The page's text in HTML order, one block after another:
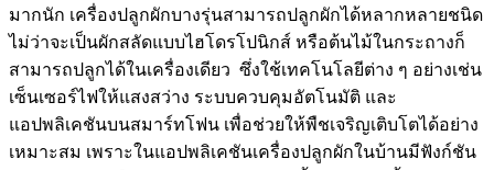
มากนัก เครื่องปลูกผักบางรุ่นสามารถปลูกผักได้หลากหลายชนิด
ไม่ว่าจะเป็นผักสลัดแบบไฮโดรโปนิกส์ หรือต้นไม้ในกระถางก็
สามารถปลูกได้ในเครื่องเดียว ซึ่งใช้เทคโนโลยีต่าง ๆ อย่างเช่น
เซ็นเซอร์ไฟให้แสงสว่าง ระบบควบคุมอัตโนมัติ และ
แอปพลิเคชันบนสมาร์ทโฟน เพื่อช่วยให้พืชเจริญเติบโตได้อย่าง
เหมาะสม เพราะในแอปพลิเคชันเครื่องปลูกผักในบ้านมีฟังก์ชัน